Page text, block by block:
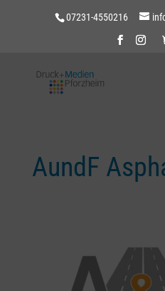
07231-4550216
AundF